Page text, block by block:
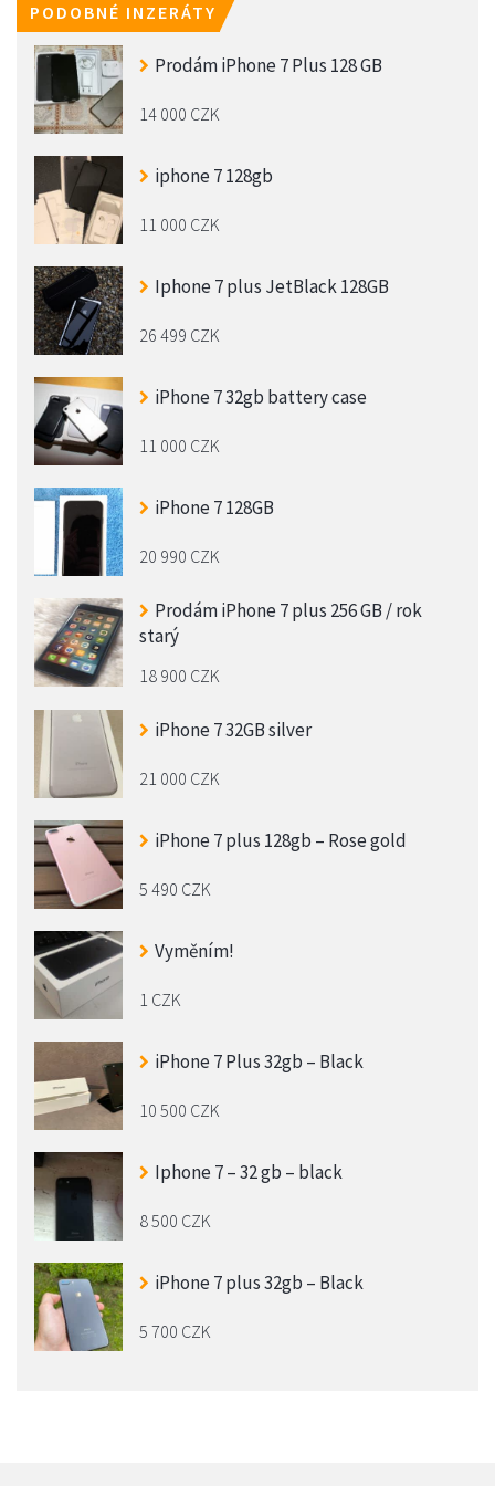
PODOBNÉ INZERÁTY
Prodám iPhone 7 Plus 128 GB
14 000 CZK
iphone 7 128gb
11 000 CZK
Iphone 7 plus JetBlack 128GB
26 499 CZK
iPhone 7 32gb battery case
11 000 CZK
iPhone 7 128GB
20 990 CZK
Prodám iPhone 7 plus 256 GB / rok
starý
18 900 CZK
iPhone 7 32GB silver
21 000 CZK
iPhone 7 plus 128gb – Rose gold
5 490 CZK
Vyměním!
1 CZK
iPhone 7 Plus 32gb – Black
10 500 CZK
Iphone 7 – 32 gb – black
8 500 CZK
iPhone 7 plus 32gb – Black
5 700 CZK